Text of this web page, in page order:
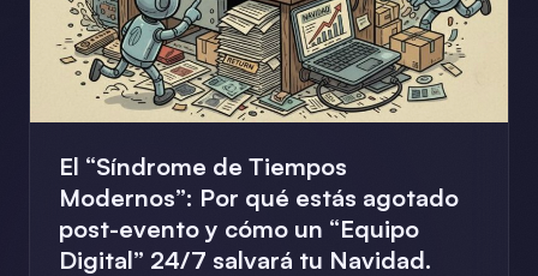
El “Síndrome de Tiempos
Modernos”: Por qué estás agotado
post-evento y cómo un “Equipo
Digital” 24/7 salvará tu Navidad.